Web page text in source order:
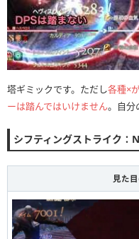
塔ギミックです。ただし各種×
ーは踏んではいけません。自分
シフティングストライク：
見た